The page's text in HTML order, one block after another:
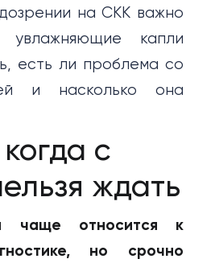
на СКК важно
увлажняющие капли
есть ли проблема со
и насколько она
с
ждать
чаще относится к
но срочно